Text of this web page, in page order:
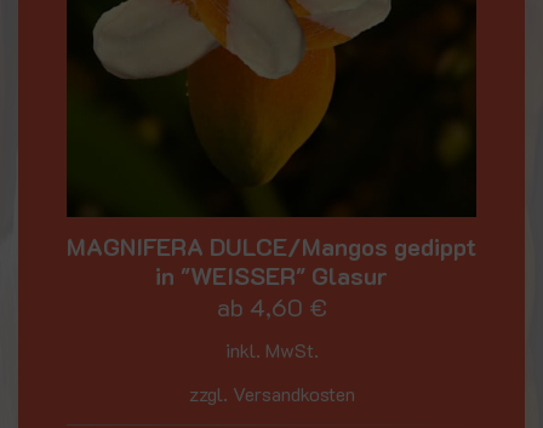
MAGNIFERA DULCE/Mangos gedippt
in "WEISSER" Glasur
ab 4,60 €
inkl. MwSt.
zzgl. Versandkosten